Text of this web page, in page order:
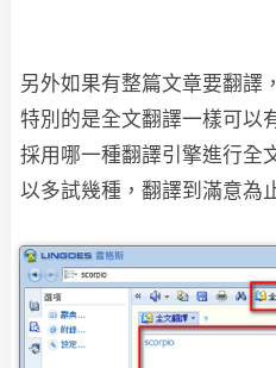
另外如果有整篇文章要翻譯
特別的是全文翻譯一樣可以
採用哪一種翻譯引擎進行全
以多試幾種，翻譯到滿意為